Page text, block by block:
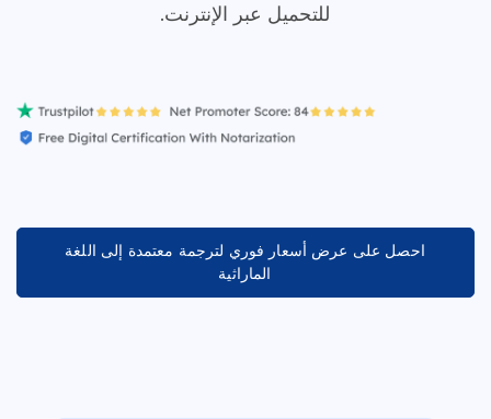
للتحميل عبر الإنترنت.
احصل على عرض أسعار فوري لترجمة معتمدة إلى اللغة
الماراثية